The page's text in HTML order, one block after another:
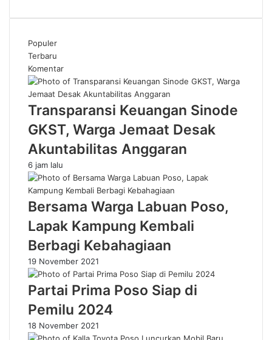
Populer
Terbaru
Komentar
Transparansi Keuangan Sinode
GKST, Warga Jemaat Desak
Akuntabilitas Anggaran
6 jam lalu
Bersama Warga Labuan Poso,
Lapak Kampung Kembali
Berbagi Kebahagiaan
19 November 2021
Partai Prima Poso Siap di
Pemilu 2024
18 November 2021